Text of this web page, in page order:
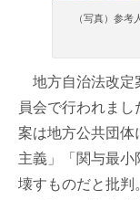
（写真）参
地方自治法改定
員会で行われま
案は地方公共団体
主義」「関与最小
壊すものだと批判